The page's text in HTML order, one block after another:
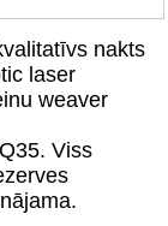
nakts
laser
weaver
Viss